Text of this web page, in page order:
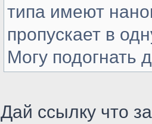
типа имеют
пропускает в
Могу подогнать
Дай ссылку что